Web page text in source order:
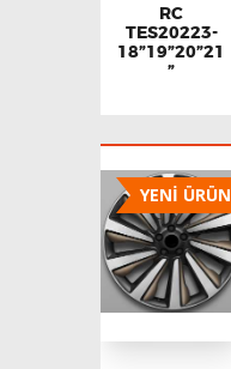
RC
TES20223-
18”19”20”21
”
YENİ ÜRÜN